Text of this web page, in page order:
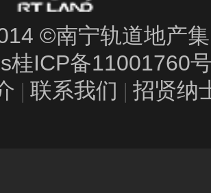
©南宁轨道地产
桂ICP备11001760
| 联系我们 | 招贤纳